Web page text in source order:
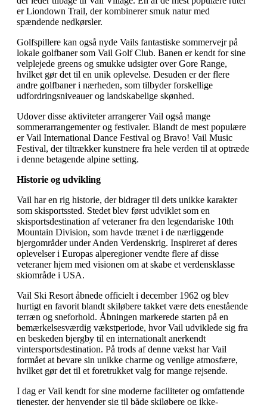
er Liondown Trail, der kombinerer smuk natur med
spændende nedkørsler.
Golfspillere kan også nyde Vails fantastiske sommervejr på
lokale golfbaner som Vail Golf Club. Banen er kendt for sine
velplejede greens og smukke udsigter over Gore Range,
hvilket gør det til en unik oplevelse. Desuden er der flere
andre golfbaner i nærheden, som tilbyder forskellige
udfordringsniveauer og landskabelige skønhed.
Udover disse aktiviteter arrangerer Vail også mange
sommerarrangementer og festivaler. Blandt de mest populære
er Vail International Dance Festival og Bravo! Vail Music
Festival, der tiltrækker kunstnere fra hele verden til at optræde
i denne betagende alpine setting.
Historie og udvikling
Vail har en rig historie, der bidrager til dets unikke karakter
som skisportssted. Stedet blev først udviklet som en
skisportsdestination af veteraner fra den legendariske 10th
Mountain Division, som havde trænet i de nærliggende
bjergområder under Anden Verdenskrig. Inspireret af deres
oplevelser i Europas alperegioner vendte flere af disse
veteraner hjem med visionen om at skabe et verdensklasse
skiområde i USA.
Vail Ski Resort åbnede officielt i december 1962 og blev
hurtigt en favorit blandt skiløbere takket være dets enestående
terræn og sneforhold. Åbningen markerede starten på en
bemærkelsesværdig vækstperiode, hvor Vail udviklede sig fra
en beskeden bjergby til en internationalt anerkendt
vintersportsdestination. På trods af denne vækst har Vail
formået at bevare sin unikke charme og venlige atmosfære,
hvilket gør det til et foretrukket valg for mange rejsende.
I dag er Vail kendt for sine moderne faciliteter og omfattende
tjenester, der henvender sig til både skiløbere og ikke-